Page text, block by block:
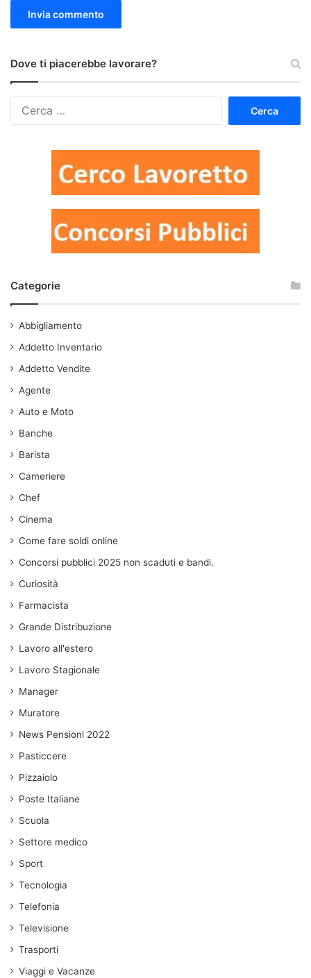
Dove ti piacerebbe lavorare?
Categorie
Abbigliamento
Addetto Inventario
Addetto Vendite
Agente
Auto e Moto
Banche
Barista
Cameriere
Chef
Cinema
Come fare soldi online
Concorsi pubblici 2025 non scaduti e bandi.
Curiosità
Farmacista
Grande Distribuzione
Lavoro all'estero
Lavoro Stagionale
Manager
Muratore
News Pensioni 2022
Pasticcere
Pizzaiolo
Poste Italiane
Scuola
Settore medico
Sport
Tecnologia
Telefonia
Televisione
Trasporti
Viaggi e Vacanze